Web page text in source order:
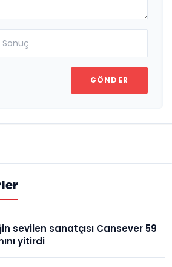
GÖNDER
sevilen sanatçısı Cansever 59
yitirdi